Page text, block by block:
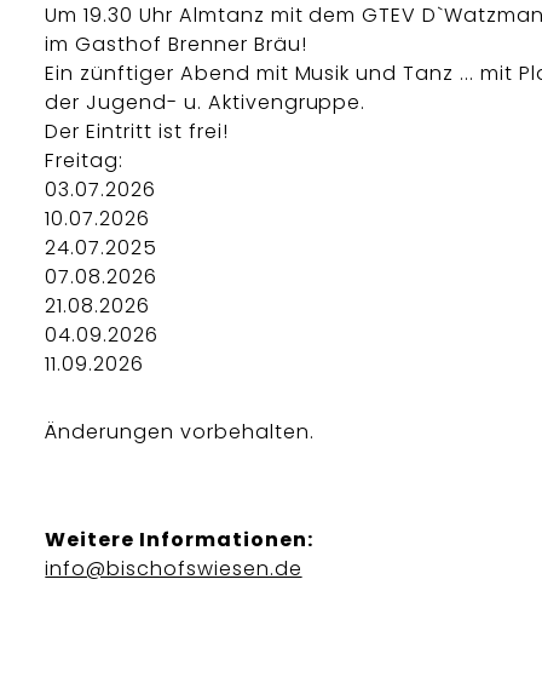
Um 19.30 Uhr Almtanz mit dem GTEV
im Gasthof Brenner Bräu!
Ein zünftiger Abend mit Musik und Tanz ... mit
der Jugend- u. Aktivengruppe.
Der Eintritt ist frei!
Freitag:
03.07.2026
10.07.2026
24.07.2025
07.08.2026
21.08.2026
04.09.2026
11.09.2026
Änderungen vorbehalten.
Weitere Informationen:
info@bischofswiesen.de